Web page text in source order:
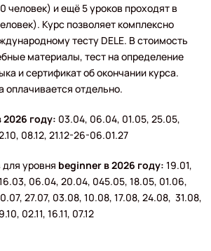
человек) и ещё 5 уроков проходят в
Курс позволяет комплексно
тесту DELE. В стоимость
материалы, тест на определение
и сертификат об окончании курса.
оплачивается отдельно.
2026 году: 03.04, 06.04, 01.05, 25.05,
08.12, 21.12-26-06.01.27
уровня beginner в 2026 году: 19.01,
06.04, 20.04, 045.05, 18.05, 01.06,
27.07, 03.08, 10.08, 17.08, 24.08, 31.08,
02.11, 16.11, 07.12